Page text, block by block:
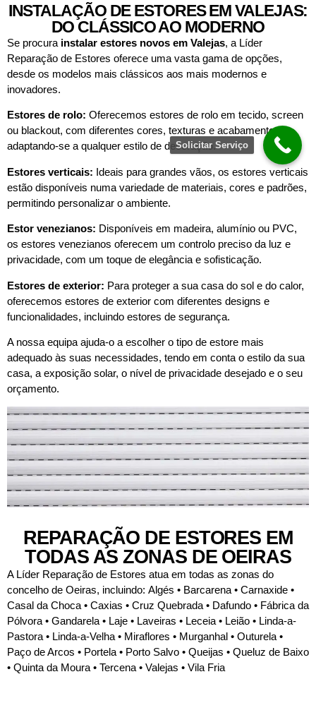
INSTALAÇÃO DE ESTORES EM VALEJAS:
DO CLÁSSICO AO MODERNO
Se procura instalar estores novos em Valejas, a Líder
Reparação de Estores oferece uma vasta gama de opções,
desde os modelos mais clássicos aos mais modernos e
inovadores.
Estores de rolo: Oferecemos estores de rolo em tecido, screen
ou blackout, com diferentes cores, texturas e acabamentos,
adaptando-se a qualquer estilo de decoração.
Estores verticais: Ideais para grandes vãos, os estores verticais
estão disponíveis numa variedade de materiais, cores e padrões,
permitindo personalizar o ambiente.
Estor venezianos: Disponíveis em madeira, alumínio ou PVC,
os estores venezianos oferecem um controlo preciso da luz e
privacidade, com um toque de elegância e sofisticação.
Estores de exterior: Para proteger a sua casa do sol e do calor,
oferecemos estores de exterior com diferentes designs e
funcionalidades, incluindo estores de segurança.
A nossa equipa ajuda-o a escolher o tipo de estore mais
adequado às suas necessidades, tendo em conta o estilo da sua
casa, a exposição solar, o nível de privacidade desejado e o seu
orçamento.
REPARAÇÃO DE ESTORES EM
TODAS AS ZONAS DE OEIRAS
A Líder Reparação de Estores atua em todas as zonas do
concelho de Oeiras, incluindo: Algés • Barcarena • Carnaxide •
Casal da Choca • Caxias • Cruz Quebrada • Dafundo • Fábrica da
Pólvora • Gandarela • Laje • Laveiras • Leceia • Leião • Linda-a-
Pastora • Linda-a-Velha • Miraflores • Murganhal • Outurela •
Paço de Arcos • Portela • Porto Salvo • Queijas • Queluz de Baixo
• Quinta da Moura • Tercena • Valejas • Vila Fria
Solicitar Serviço